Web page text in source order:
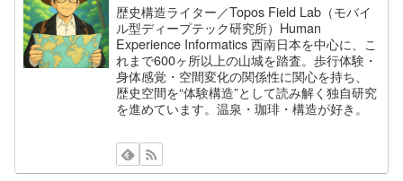
歴史構造ライター／Topos Field Lab（モバイ
ル型ディープテック研究所）Human
Experience Informatics 西南日本を中心に、こ
れまで600ヶ所以上の山城を踏査。歩行体験・
身体感覚・空間変化の関係性に関心を持ち、
歴史空間を“体験構造”として読み解く独自研究
を進めています。温泉・珈琲・構造が好き。